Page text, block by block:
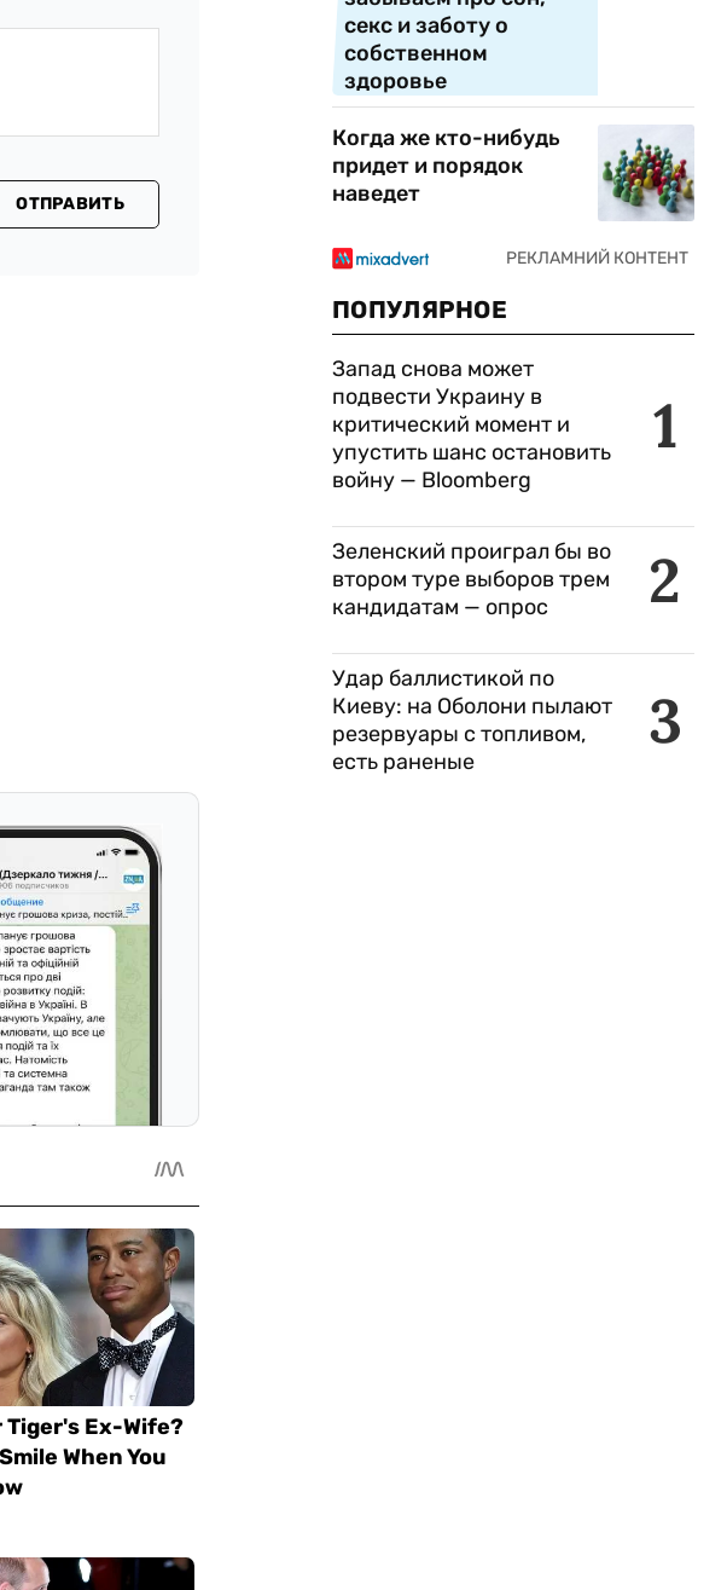
ОТПРАВИТЬ
секс и заботу о
собственном
здоровье
Когда же кто-нибудь
придет и порядок
наведет
ПОПУЛЯРНОЕ
1
Запад снова может
подвести Украину в
критический момент и
упустить шанс остановить
войну — Bloomberg
2
Зеленский проиграл бы во
втором туре выборов трем
кандидатам — опрос
3
Удар баллистикой по
Киеву: на Оболони пылают
резервуары с топливом,
есть раненые